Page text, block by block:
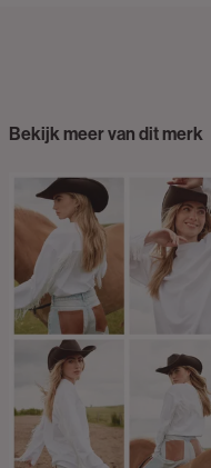
Bekijk meer van dit merk